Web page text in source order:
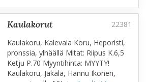
kaulakorut
Kaulakoru, Kalevala Koru, Heporisti,
pronssia, ylhäällä Mitat: Riipus K.6,5
Ketju P.70 Myyntihinta: MYYTY!
Kaulakoru, Jäkälä, Hannu Ikonen,